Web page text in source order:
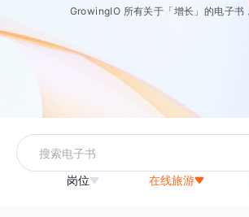
GrowingIO 所有关于「增长」的电子书
岗位 在线旅游